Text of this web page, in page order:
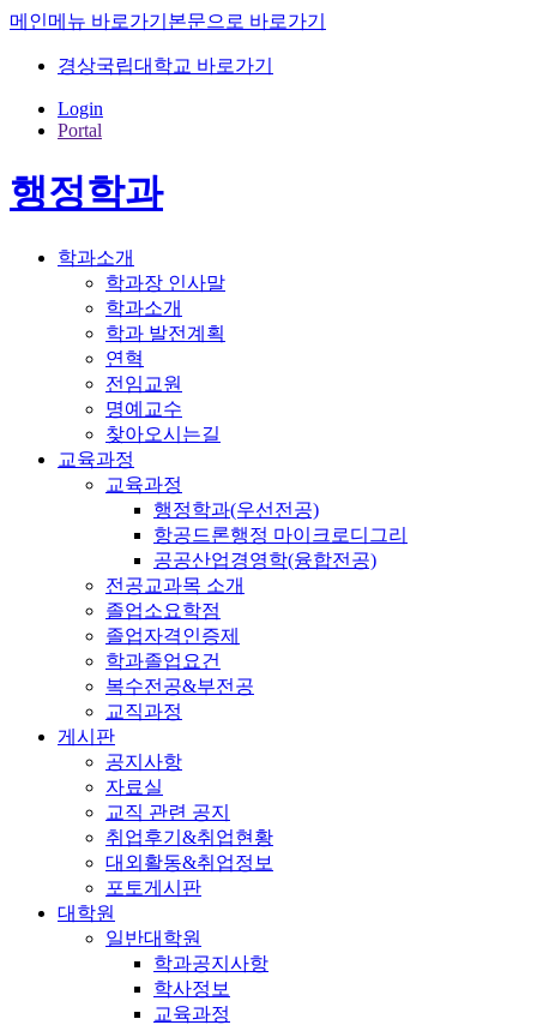
메인메뉴 바로가기 본문으로 바로가기
경상국립대학교 바로가기
Login
Portal
행정학과
학과소개
학과장 인사말
학과소개
학과 발전계획
연혁
전임교원
명예교수
찾아오시는길
교육과정
교육과정
행정학과(우선전공)
항공드론행정 마이크로디그리
공공산업경영학(융합전공)
전공교과목 소개
졸업소요학점
졸업자격인증제
학과졸업요건
복수전공&부전공
교직과정
게시판
공지사항
자료실
교직 관련 공지
취업후기&취업현황
대외활동&취업정보
포토게시판
대학원
일반대학원
학과공지사항
학사정보
교육과정